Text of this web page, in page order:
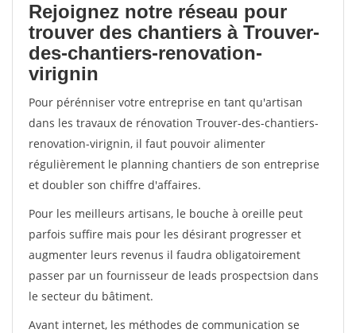
Rejoignez notre réseau pour
trouver des chantiers à Trouver-
des-chantiers-renovation-
virignin
Pour pérénniser votre entreprise en tant qu'artisan
dans les travaux de rénovation Trouver-des-chantiers-
renovation-virignin, il faut pouvoir alimenter
régulièrement le planning chantiers de son entreprise
et doubler son chiffre d'affaires.
Pour les meilleurs artisans, le bouche à oreille peut
parfois suffire mais pour les désirant progresser et
augmenter leurs revenus il faudra obligatoirement
passer par un fournisseur de leads prospectsion dans
le secteur du bâtiment.
Avant internet, les méthodes de communication se